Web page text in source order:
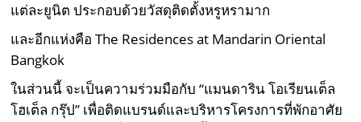
แต่ละยูนิต ประกอบด้วยวัสดุติดตั้งหรูหรามาก
และอีกแห่งคือ The Residences at Mandarin Oriental
Bangkok
ในส่วนนี้ จะเป็นความร่วมมือกับ “แมนดาริน โอเรียนเต็ล
โฮเต็ล กรุ๊ป” เพื่อติดแบรนด์และบริหารโครงการที่พักอาศัย